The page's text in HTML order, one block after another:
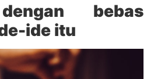
bebas
ide itu